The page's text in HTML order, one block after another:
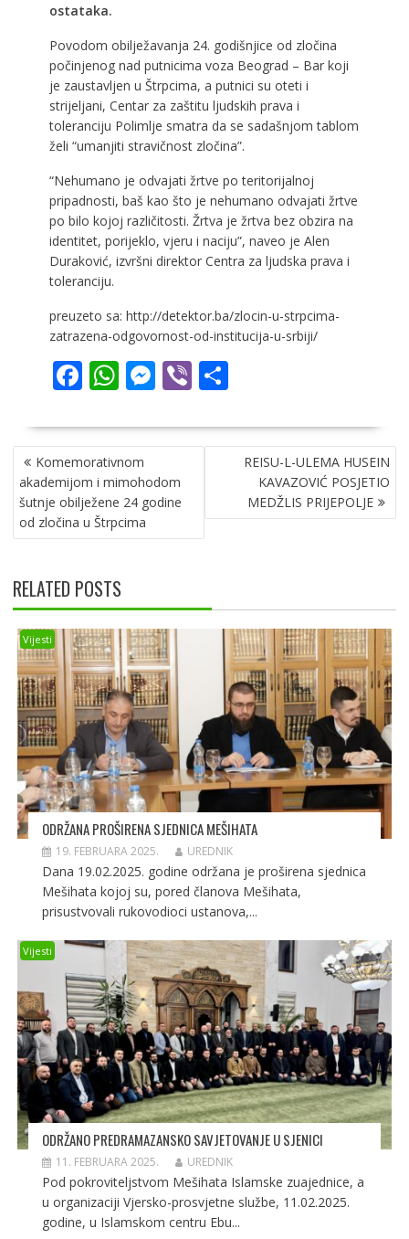
ostataka.
Povodom obilježavanja 24. godišnjice od zločina
počinjenog nad putnicima voza Beograd – Bar koji
je zaustavljen u Štrpcima, a putnici su oteti i
strijeljani, Centar za zaštitu ljudskih prava i
toleranciju Polimlje smatra da se sadašnjom tablom
želi “umanjiti stravičnost zločina”.
“Nehumano je odvajati žrtve po teritorijalnoj
pripadnosti, baš kao što je nehumano odvajati žrtve
po bilo kojoj različitosti. Žrtva je žrtva bez obzira na
identitet, porijeklo, vjeru i naciju”, naveo je Alen
Duraković, izvršni direktor Centra za ljudska prava i
toleranciju.
preuzeto sa: http://detektor.ba/zlocin-u-strpcima-
zatrazena-odgovornost-od-institucija-u-srbiji/
F
e
b
o
o
k
W
at
s
A
p
p
M
ss
n
er
Vi
er
S
ar
NAVIGACIJA
ČLANAKA
Komemorativnom
akademijom i mimohodom
šutnje obilježene 24 godine
od zločina u Štrpcima
REISU-L-ULEMA HUSEIN
KAVAZOVIĆ POSJETIO
MEDŽLIS PRIJEPOLJE
RELATED POSTS
Vijesti
ODRŽANA PROŠIRENA SJEDNICA MEŠIHATA
19. FEBRUARA 2025. UREDNIK
Dana 19.02.2025. godine održana je proširena sjednica
Mešihata kojoj su, pored članova Mešihata,
prisustvovali rukovodioci ustanova,...
Vijesti
ODRŽANO PREDRAMAZANSKO SAVJETOVANJE U SJENICI
11. FEBRUARA 2025. UREDNIK
Pod pokroviteljstvom Mešihata Islamske zuajednice, a
u organizaciji Vjersko-prosvjetne službe, 11.02.2025.
godine, u Islamskom centru Ebu...